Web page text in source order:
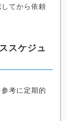
てから依頼
スケジュ
考に定期的